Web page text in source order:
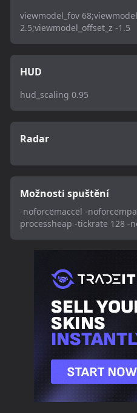
viewmodel_fov
2.5;viewmodel_offset_z -1.5
HUD
hud_scaling 0.95
Radar
Možnosti spuštění
-noforcemaccel -
processheap -tickrate 128 -